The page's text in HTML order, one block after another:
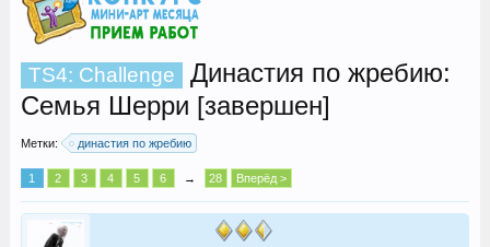
TS4: Challenge
Династия по жребию:
Семья Шерри [завершен]
Метки: династия по жребию
1 2 3 4 5 6 → 28 Вперёд >